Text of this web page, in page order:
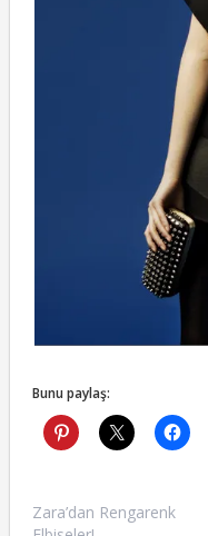
Bunu paylaş:
Zara’dan Rengarenk